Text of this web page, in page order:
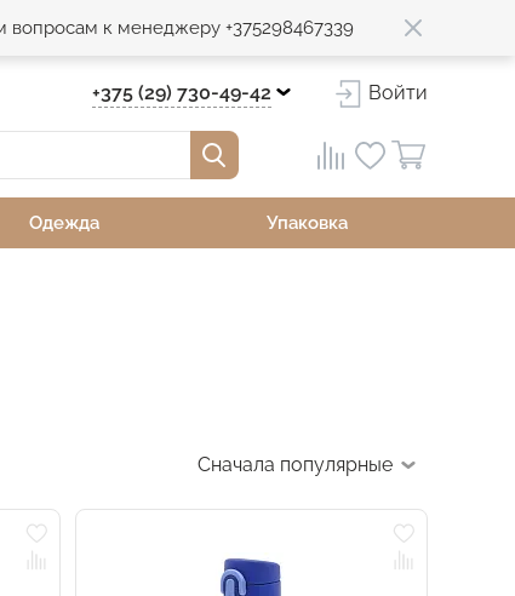
к менеджеру +375298467339
+375 (29) 730-49-42 Войти
Одежда Упаковка
Сначала популярные